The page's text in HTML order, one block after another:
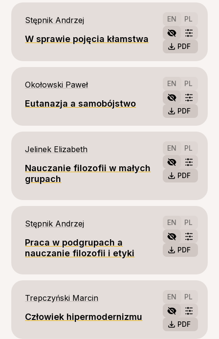
EN PL
PDF
Stępnik Andrzej
W sprawie pojęcia kłamstwa
EN PL
PDF
Okołowski Paweł
Eutanazja a samobójstwo
EN PL
PDF
Jelinek Elizabeth
Nauczanie filozofii w małych
grupach
EN PL
PDF
Stępnik Andrzej
Praca w podgrupach a
nauczanie filozofii i etyki
EN PL
PDF
Trepczyński Marcin
Człowiek hipermodernizmu